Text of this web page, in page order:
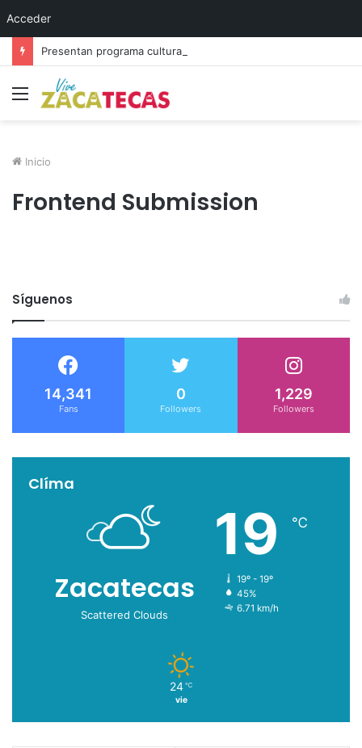
Acceder
Menú
Inicio
Frontend Submission
Síguenos
14,341
Fans
0
Followers
1,229
Followers
Clíma
Zacatecas
Scattered Clouds
19 ℃
19º - 19º
45%
6.71 km/h
24 ℃
vie